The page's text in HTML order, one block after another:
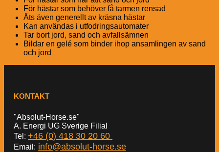
För hästar som behöver få tarmen rensad
Äts även generellt av kräsna hästar
Kan användas i utfodringsautomater
Tar bort jord, sand och avfallsämnen
Bildar en gelé som binder ihop ansamlingen av sand
och jord
KONTAKT
"Absolut-Horse.se"
A. Energi UG Sverige Filial
Tel: +46 (0) 418 30 20 60
Email: info@absolut-horse.se